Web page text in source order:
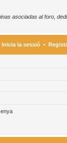
asociadas al foro,
Inicia la sessió•